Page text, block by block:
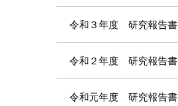
令和３年度 研究報告書
令和２年度 研究報告書
令和元年度 研究報告書